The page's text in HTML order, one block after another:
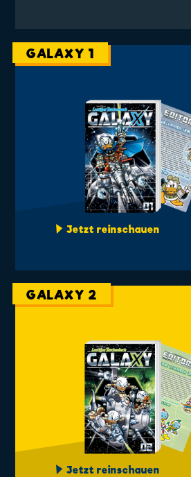
GALAXY 1
Jetzt reinschauen
GALAXY 2
Jetzt reinschauen